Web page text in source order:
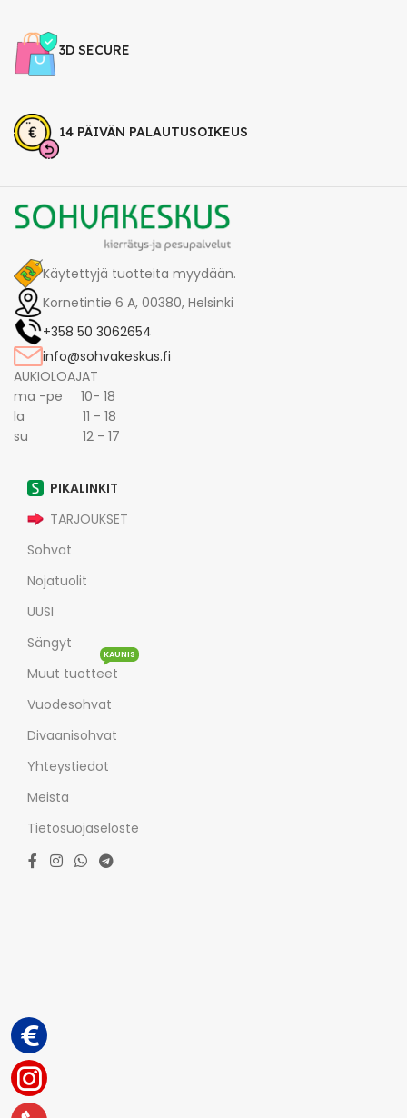
3D SECURE
14 PÄIVÄN PALAUTUSOIKEUS
Käytettyjä tuotteita myydään.
Kornetintie 6 A, 00380, Helsinki
+358 50 3062654
info@sohvakeskus.fi
AUKIOLOAJAT
ma -pe 10- 18
la 11 - 18
su 12 - 17
PIKALINKIT
TARJOUKSET
Sohvat
Nojatuolit
UUSI
Sängyt
Muut tuotteet
KAUNIS
Vuodesohvat
Divaanisohvat
Yhteystiedot
Meista
Tietosuojaseloste